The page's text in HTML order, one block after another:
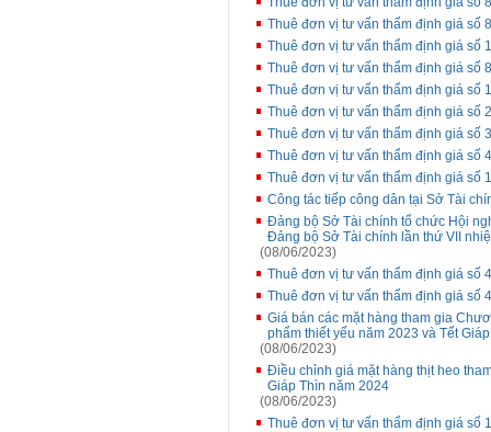
Thuê đơn vị tư vấn thẩm định giá số
Thuê đơn vị tư vấn thẩm định giá số
Thuê đơn vị tư vấn thẩm định giá số
Thuê đơn vị tư vấn thẩm định giá số
Thuê đơn vị tư vấn thẩm định giá số
Thuê đơn vị tư vấn thẩm định giá số
Thuê đơn vị tư vấn thẩm định giá số
Thuê đơn vị tư vấn thẩm định giá số
Công tác tiếp công dân tại Sở Tài
Đảng bộ Sở Tài chính tổ chức Hội
Đảng bộ Sở Tài chính lần thứ VII
(08/06/2023)
Thuê đơn vị tư vấn thẩm định giá số
Thuê đơn vị tư vấn thẩm định giá số
Giá bán các mặt hàng tham gia
phẩm thiết yếu năm 2023 và Tết
(08/06/2023)
Điều chỉnh giá mặt hàng thịt heo
Giáp Thìn năm 2024
(08/06/2023)
Thuê đơn vị tư vấn thẩm định giá số